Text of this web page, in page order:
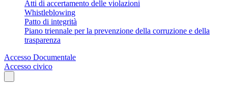
Atti di accertamento delle violazioni
Whistleblowing
Patto di integrità
Piano triennale per la prevenzione della corruzione e della
trasparenza
Accesso Documentale
Accesso civico